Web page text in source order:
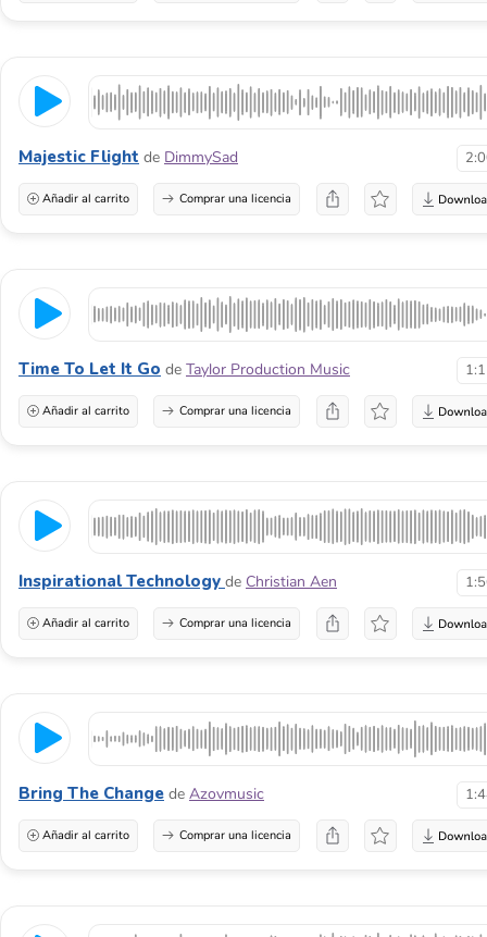
Majestic Flight de DimmySad
Añadir al carrito Comprar una licencia
Time To Let It Go de Taylor Production Music
Añadir al carrito Comprar una licencia
Inspirational Technology de Christian Aen
Añadir al carrito Comprar una licencia
Bring The Change de Azovmusic
Añadir al carrito Comprar una licencia